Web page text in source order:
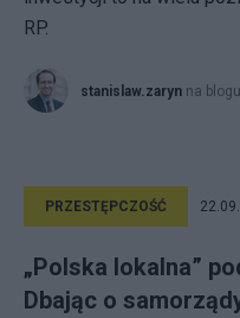
RP.
stanislaw.zaryn na blogu
PRZESTĘPCZOŚĆ
„Polska lokalna”
Dbając o